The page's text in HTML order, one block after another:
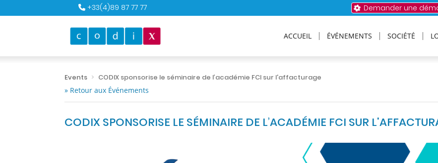
+33(4)89 87 77 77 Demander une
ACCUEIL ÉVÉNEMENTS SOCIÉTÉ
Events
CODIX sponsorise le séminaire de l’académie FCI sur l'affacturage
» Retour aux Événements
CODIX SPONSORISE LE SÉMINAIRE DE L’ACADÉMIE FCI SUR